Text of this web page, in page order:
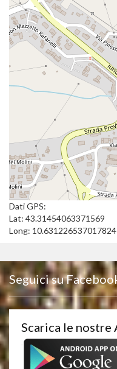
Dati GPS:
Lat: 43.31454063371569
Long: 10.631226537017824
Seguici su
Scarica le nostre